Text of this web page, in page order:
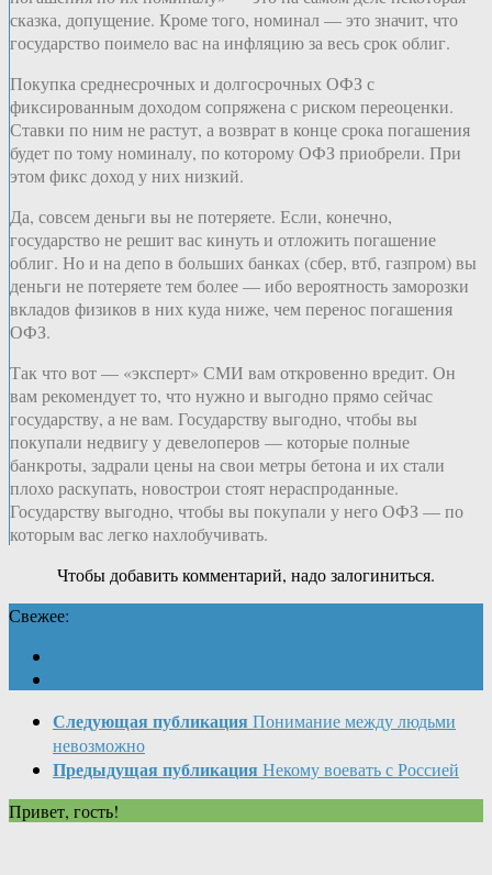
сказка, допущение. Кроме того, номинал — это значит, что
государство поимело вас на инфляцию за весь срок облиг.
Покупка среднесрочных и долгосрочных ОФЗ с
фиксированным доходом сопряжена с риском переоценки.
Ставки по ним не растут, а возврат в конце срока погашения
будет по тому номиналу, по которому ОФЗ приобрели. При
этом фикс доход у них низкий.
Да, совсем деньги вы не потеряете. Если, конечно,
государство не решит вас кинуть и отложить погашение
облиг. Но и на депо в больших банках (сбер, втб, газпром) вы
деньги не потеряете тем более — ибо вероятность заморозки
вкладов физиков в них куда ниже, чем перенос погашения
ОФЗ.
Так что вот — «эксперт» СМИ вам откровенно вредит. Он
вам рекомендует то, что нужно и выгодно прямо сейчас
государству, а не вам. Государству выгодно, чтобы вы
покупали недвигу у девелоперов — которые полные
банкроты, задрали цены на свои метры бетона и их стали
плохо раскупать, новострои стоят нераспроданные.
Государству выгодно, чтобы вы покупали у него ОФЗ — по
которым вас легко нахлобучивать.
Чтобы добавить комментарий, надо залогиниться.
Свежее:
Следующая публикация Понимание между людьми
невозможно
Предыдущая публикация Некому воевать с Россией
Привет, гость!